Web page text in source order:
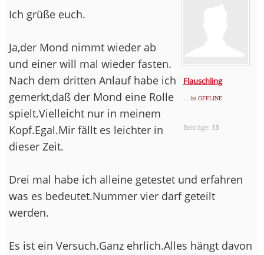
Flauschling
... ist OFFLINE
Beiträge: 13
Ich grüße euch.
Ja,der Mond nimmt wieder ab
und einer will mal wieder fasten.
Nach dem dritten Anlauf habe ich
gemerkt,daß der Mond eine Rolle
spielt.Vielleicht nur in meinem
Kopf.Egal.Mir fällt es leichter in
dieser Zeit.
Drei mal habe ich alleine getestet und erfahren
was es bedeutet.Nummer vier darf geteilt
werden.
Es ist ein Versuch.Ganz ehrlich.Alles hängt davon